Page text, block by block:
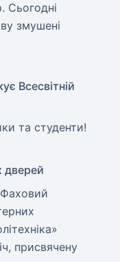
​Сьогодні
змушені
Всесвітній
та студенти!
дверей
Фаховий
присвячену